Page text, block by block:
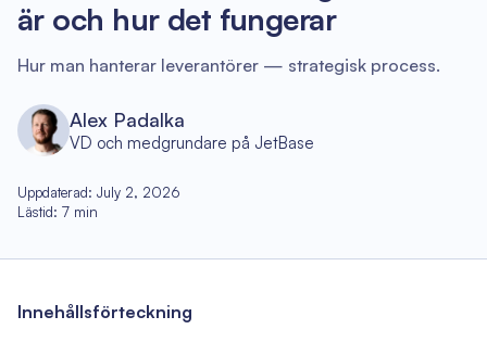
är och hur det fungerar
Hur man hanterar leverantörer — strategisk process.
Alex Padalka
VD och medgrundare på JetBase
Uppdaterad: July 2, 2026
Lästid: 7 min
Innehållsförteckning